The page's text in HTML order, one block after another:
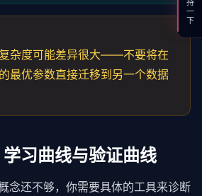
杂度可能差异很大——不要将在
最优参数直接迁移到另一个数据
习曲线与验证曲线
念还不够，你需要具体的工具来诊断